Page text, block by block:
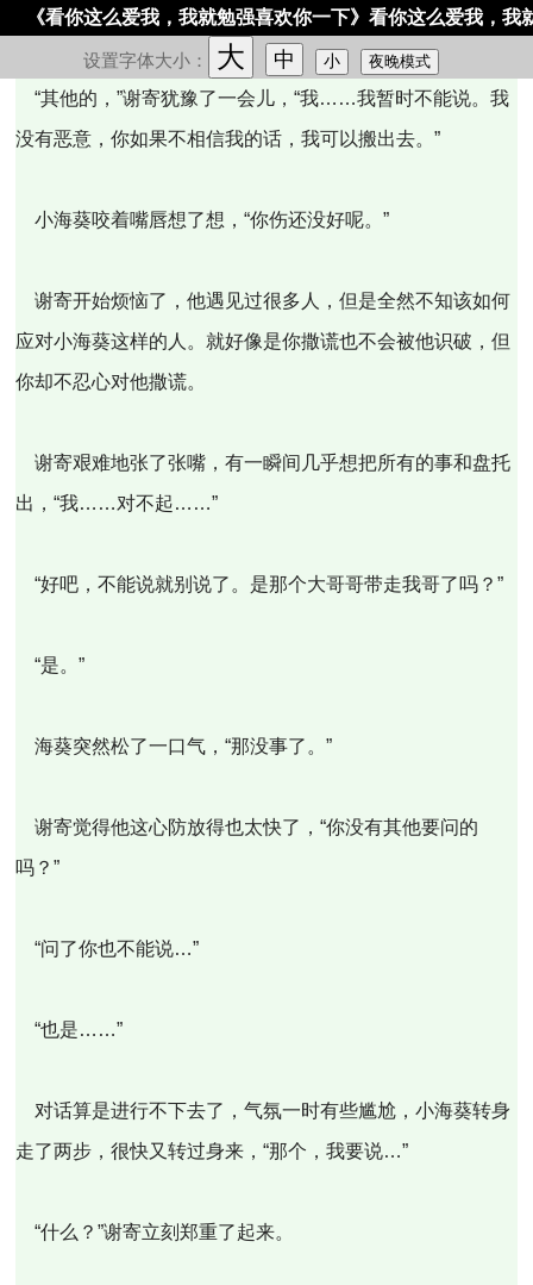
《看你这么爱我，我就勉强喜欢你一下》看你这么爱我，
设置字体大小： 大 中 小 夜晚模式
“其他的，”谢寄犹豫了一会儿，“我……我暂时不能说。我
没有恶意，你如果不相信我的话，我可以搬出去。”
小海葵咬着嘴唇想了想，“你伤还没好呢。”
谢寄开始烦恼了，他遇见过很多人，但是全然不知该如何
应对小海葵这样的人。就好像是你撒谎也不会被他识破，但
你却不忍心对他撒谎。
谢寄艰难地张了张嘴，有一瞬间几乎想把所有的事和盘托
出，“我……对不起……”
“好吧，不能说就别说了。是那个大哥哥带走我哥了吗？”
“是。”
海葵突然松了一口气，“那没事了。”
谢寄觉得他这心防放得也太快了，“你没有其他要问的
吗？”
“问了你也不能说…”
“也是……”
对话算是进行不下去了，气氛一时有些尴尬，小海葵转身
走了两步，很快又转过身来，“那个，我要说…”
“什么？”谢寄立刻郑重了起来。